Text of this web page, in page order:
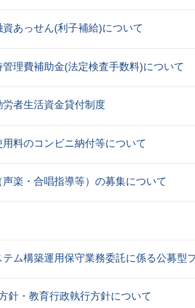
あっせん(利子補給)について
理費補助金(法定検査手数料)について
者生活資金貸付制度
料のコンビニ納付等について
楽・合唱指導等）の募集について
ム構築運用保守業務委託に係る公募型
針・教育行政執行方針について